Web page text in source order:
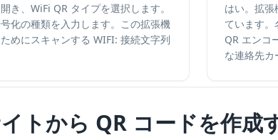
き、WiFi QR タイプを選択します。
化の種類を入力します。この拡張機
めにスキャンする WIFI: 接続文字列
はい。拡
ています。
QR エンコ
な連絡先カ
トから QR コードを作成